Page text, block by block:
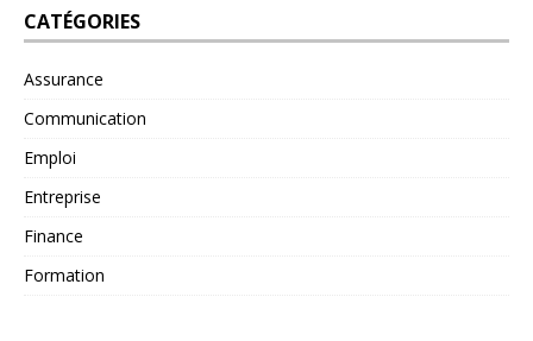
CATÉGORIES
Assurance
Communication
Emploi
Entreprise
Finance
Formation